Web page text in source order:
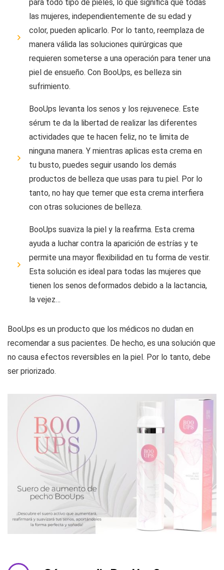
para todo tipo de pieles, lo que significa que todas
las mujeres, independientemente de su edad y
color, pueden aplicarlo. Por lo tanto, reemplaza de
manera válida las soluciones quirúrgicas que
requieren someterse a una operación para tener una
piel de ensueño. Con BooUps, es belleza sin
sufrimiento.
BooUps levanta los senos y los rejuvenece. Este
sérum te da la libertad de realizar las diferentes
actividades que te hacen feliz, no te limita de
ninguna manera. Y mientras aplicas esta crema en
tu busto, puedes seguir usando los demás
productos de belleza que usas para tu piel. Por lo
tanto, no hay que temer que esta crema interfiera
con otras soluciones de belleza.
BooUps suaviza la piel y la reafirma. Esta crema
ayuda a luchar contra la aparición de estrías y te
permite una mayor flexibilidad en tu forma de vestir.
Esta solución es ideal para todas las mujeres que
tienen los senos deformados debido a la lactancia,
la vejez…
BooUps es un producto que los médicos no dudan en
recomendar a sus pacientes. De hecho, es una solución que
no causa efectos reversibles en la piel. Por lo tanto, debe
ser priorizado.